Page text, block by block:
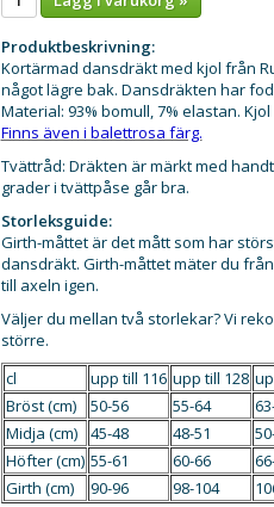
Produktbeskrivning:
Kortärmad dansdräkt med kjol från
något lägre bak. Dansdräkten har
Material: 93% bomull, 7% elastan.
Finns även i balettrosa färg.
Tvättråd: Dräkten är märkt med
grader i tvättpåse går bra.
Storleksguide:
Girth-måttet är det mått som har
dansdräkt. Girth-måttet mäter du
till axeln igen.
Väljer du mellan två storlekar? Vi
större.
cl
upp till 116 upp till 128
Bröst (cm)
50-56 55-64
Midja (cm)
45-48 48-51
Höfter (cm) 55-61 60-66
Girth (cm)
90-96 98-104